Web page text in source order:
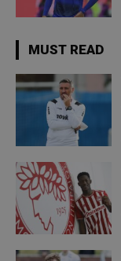
MUST READ